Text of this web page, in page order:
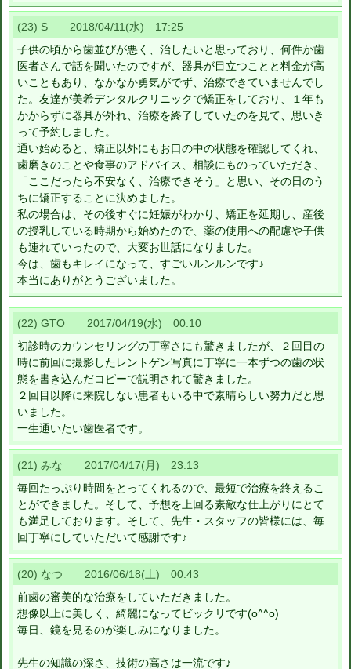
(23) S 2018/04/11(水) 17:25
子供の頃から歯並びが悪く、治したいと思っており、何件か歯
医者さんで話を聞いたのですが、器具が目立つことと料金が高
いこともあり、なかなか勇気がでず、治療できていませんでし
た。友達が美希デンタルクリニックで矯正をしており、１年も
かからずに器具が外れ、治療を終了していたのを見て、思いき
って予約しました。
通い始めると、矯正以外にもお口の中の状態を確認してくれ、
歯磨きのことや食事のアドバイス、相談にものっていただき、
「ここだったら不安なく、治療できそう」と思い、その日のう
ちに矯正することに決めました。
私の場合は、その後すぐに妊娠がわかり、矯正を延期し、産後
の授乳している時期から始めたので、薬の使用への配慮や子供
も連れていったので、大変お世話になりました。
今は、歯もキレイになって、すごいルンルンです♪
本当にありがとうございました。
(22) GTO 2017/04/19(水) 00:10
初診時のカウンセリングの丁寧さにも驚きましたが、２回目の
時に前回に撮影したレントゲン写真に丁寧に一本ずつの歯の状
態を書き込んだコピーで説明されて驚きました。
２回目以降に来院しない患者もいる中で素晴らしい努力だと思
いました。
一生通いたい歯医者です。
(21) みな 2017/04/17(月) 23:13
毎回たっぷり時間をとってくれるので、最短で治療を終えるこ
とができました。そして、予想を上回る素敵な仕上がりにとて
も満足しております。そして、先生・スタッフの皆様には、毎
回丁寧にしていただいて感謝です♪
(20) なつ 2016/06/18(土) 00:43
前歯の審美的な治療をしていただきました。
想像以上に美しく、綺麗になってビックリです(o^^o)
毎日、鏡を見るのが楽しみになりました。
先生の知識の深さ、技術の高さは一流です♪